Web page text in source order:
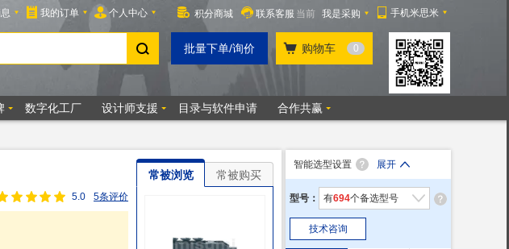
5.0 5条评价
常被浏览 常被购买
智能选型设置 展开
型号： 有694个备选型号
技术咨询